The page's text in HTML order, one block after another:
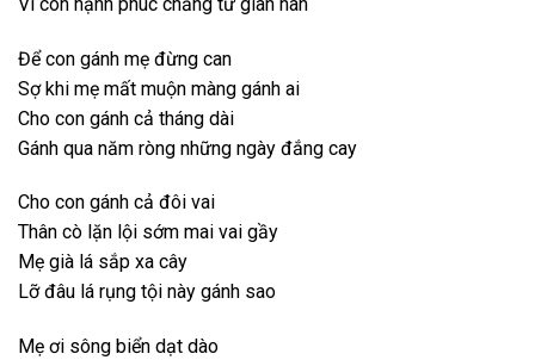
Để con gánh mẹ đừng can
Sợ khi mẹ mất muộn màng gánh ai
Cho con gánh cả tháng dài
Gánh qua năm ròng những ngày đắng cay
Cho con gánh cả đôi vai
Thân cò lặn lội sớm mai vai gầy
Mẹ già lá sắp xa cây
Lỡ đâu lá rụng tội này gánh sao
Mẹ ơi sông biển dạt dào